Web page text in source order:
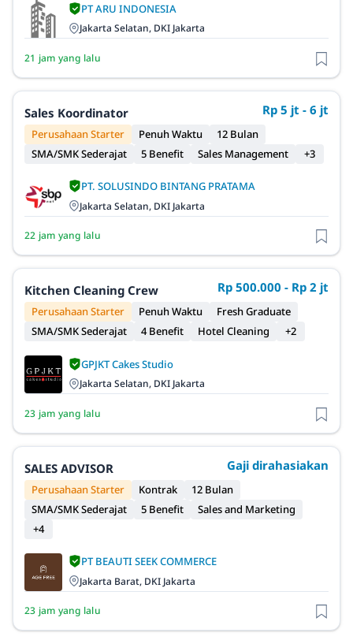
PT ARU INDONESIA
Jakarta Selatan, DKI Jakarta
21 jam yang lalu
Sales Koordinator Rp 5 jt - 6 jt
Perusahaan Starter Penuh Waktu
12 Bulan
SMA/SMK Sederajat
5 Benefit Sales Management +3
PT. SOLUSINDO BINTANG PRATAMA
Jakarta Selatan, DKI Jakarta
22 jam yang lalu
Kitchen Cleaning Crew Rp 500.000 - Rp 2 jt
Perusahaan Starter Penuh Waktu
Fresh Graduate
SMA/SMK Sederajat
4 Benefit Hotel Cleaning +2
GPJKT Cakes Studio
Jakarta Selatan, DKI Jakarta
23 jam yang lalu
SALES ADVISOR Gaji dirahasiakan
Perusahaan Starter Kontrak
12 Bulan
SMA/SMK Sederajat
5 Benefit
Sales and Marketing
+4
PT BEAUTI SEEK COMMERCE
Jakarta Barat, DKI Jakarta
23 jam yang lalu